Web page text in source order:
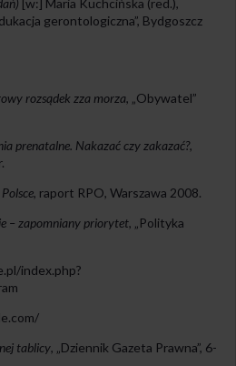
[w:] Maria Kuchcińska (red.),
gerontologiczna”, Bydgoszcz
rozsądek zza morza, „Obywatel”
prenatalne. Nakazać czy zakazać?,
, raport RPO, Warszawa 2008.
– zapomniany priorytet, „Polityka
index.php?
tablicy, „Dziennik Gazeta Prawna”, 6-